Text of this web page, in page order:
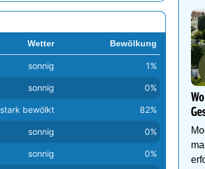
Wetter Bewölkung
sonnig 1%
sonnig 0%
stark bewölkt 82%
sonnig 0%
sonnig 0%